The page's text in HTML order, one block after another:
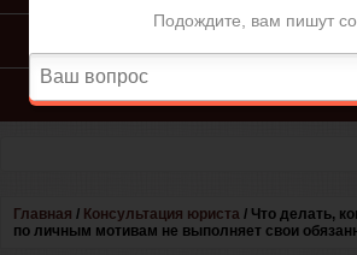
КОНСУЛЬТАЦИЯ
Главная / Консультация юриста / Что делать,
по личным мотивам не выполняет свои